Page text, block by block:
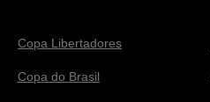
Copa Libertadores
Copa do Brasil